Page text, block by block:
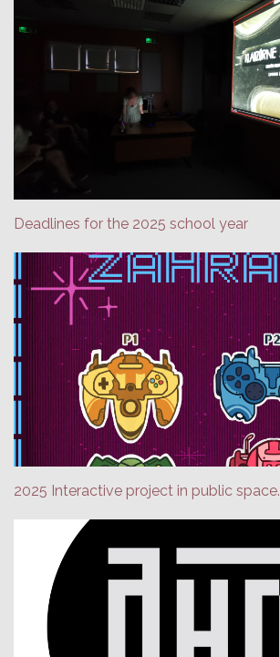
Deadlines for the 2025 school year
2025 Interactive project in public space.